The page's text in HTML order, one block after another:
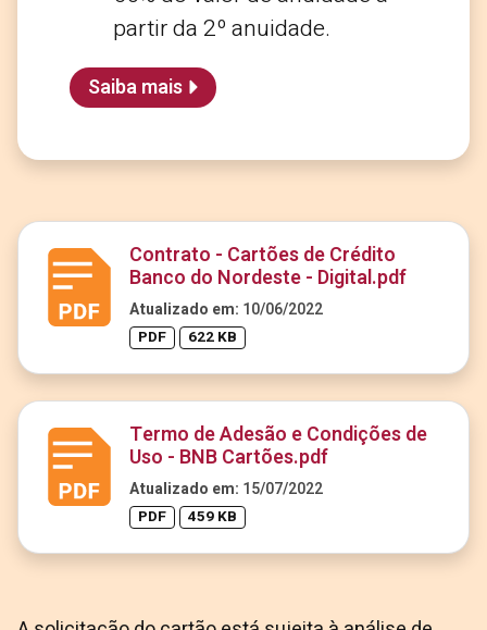
partir da 2º anuidade.
Saiba mais
Contrato - Cartões de Crédito
Banco do Nordeste - Digital.pdf
Atualizado em: 10/06/2022
PDF 622 KB
Termo de Adesão e Condições de
Uso - BNB Cartões.pdf
Atualizado em: 15/07/2022
PDF 459 KB